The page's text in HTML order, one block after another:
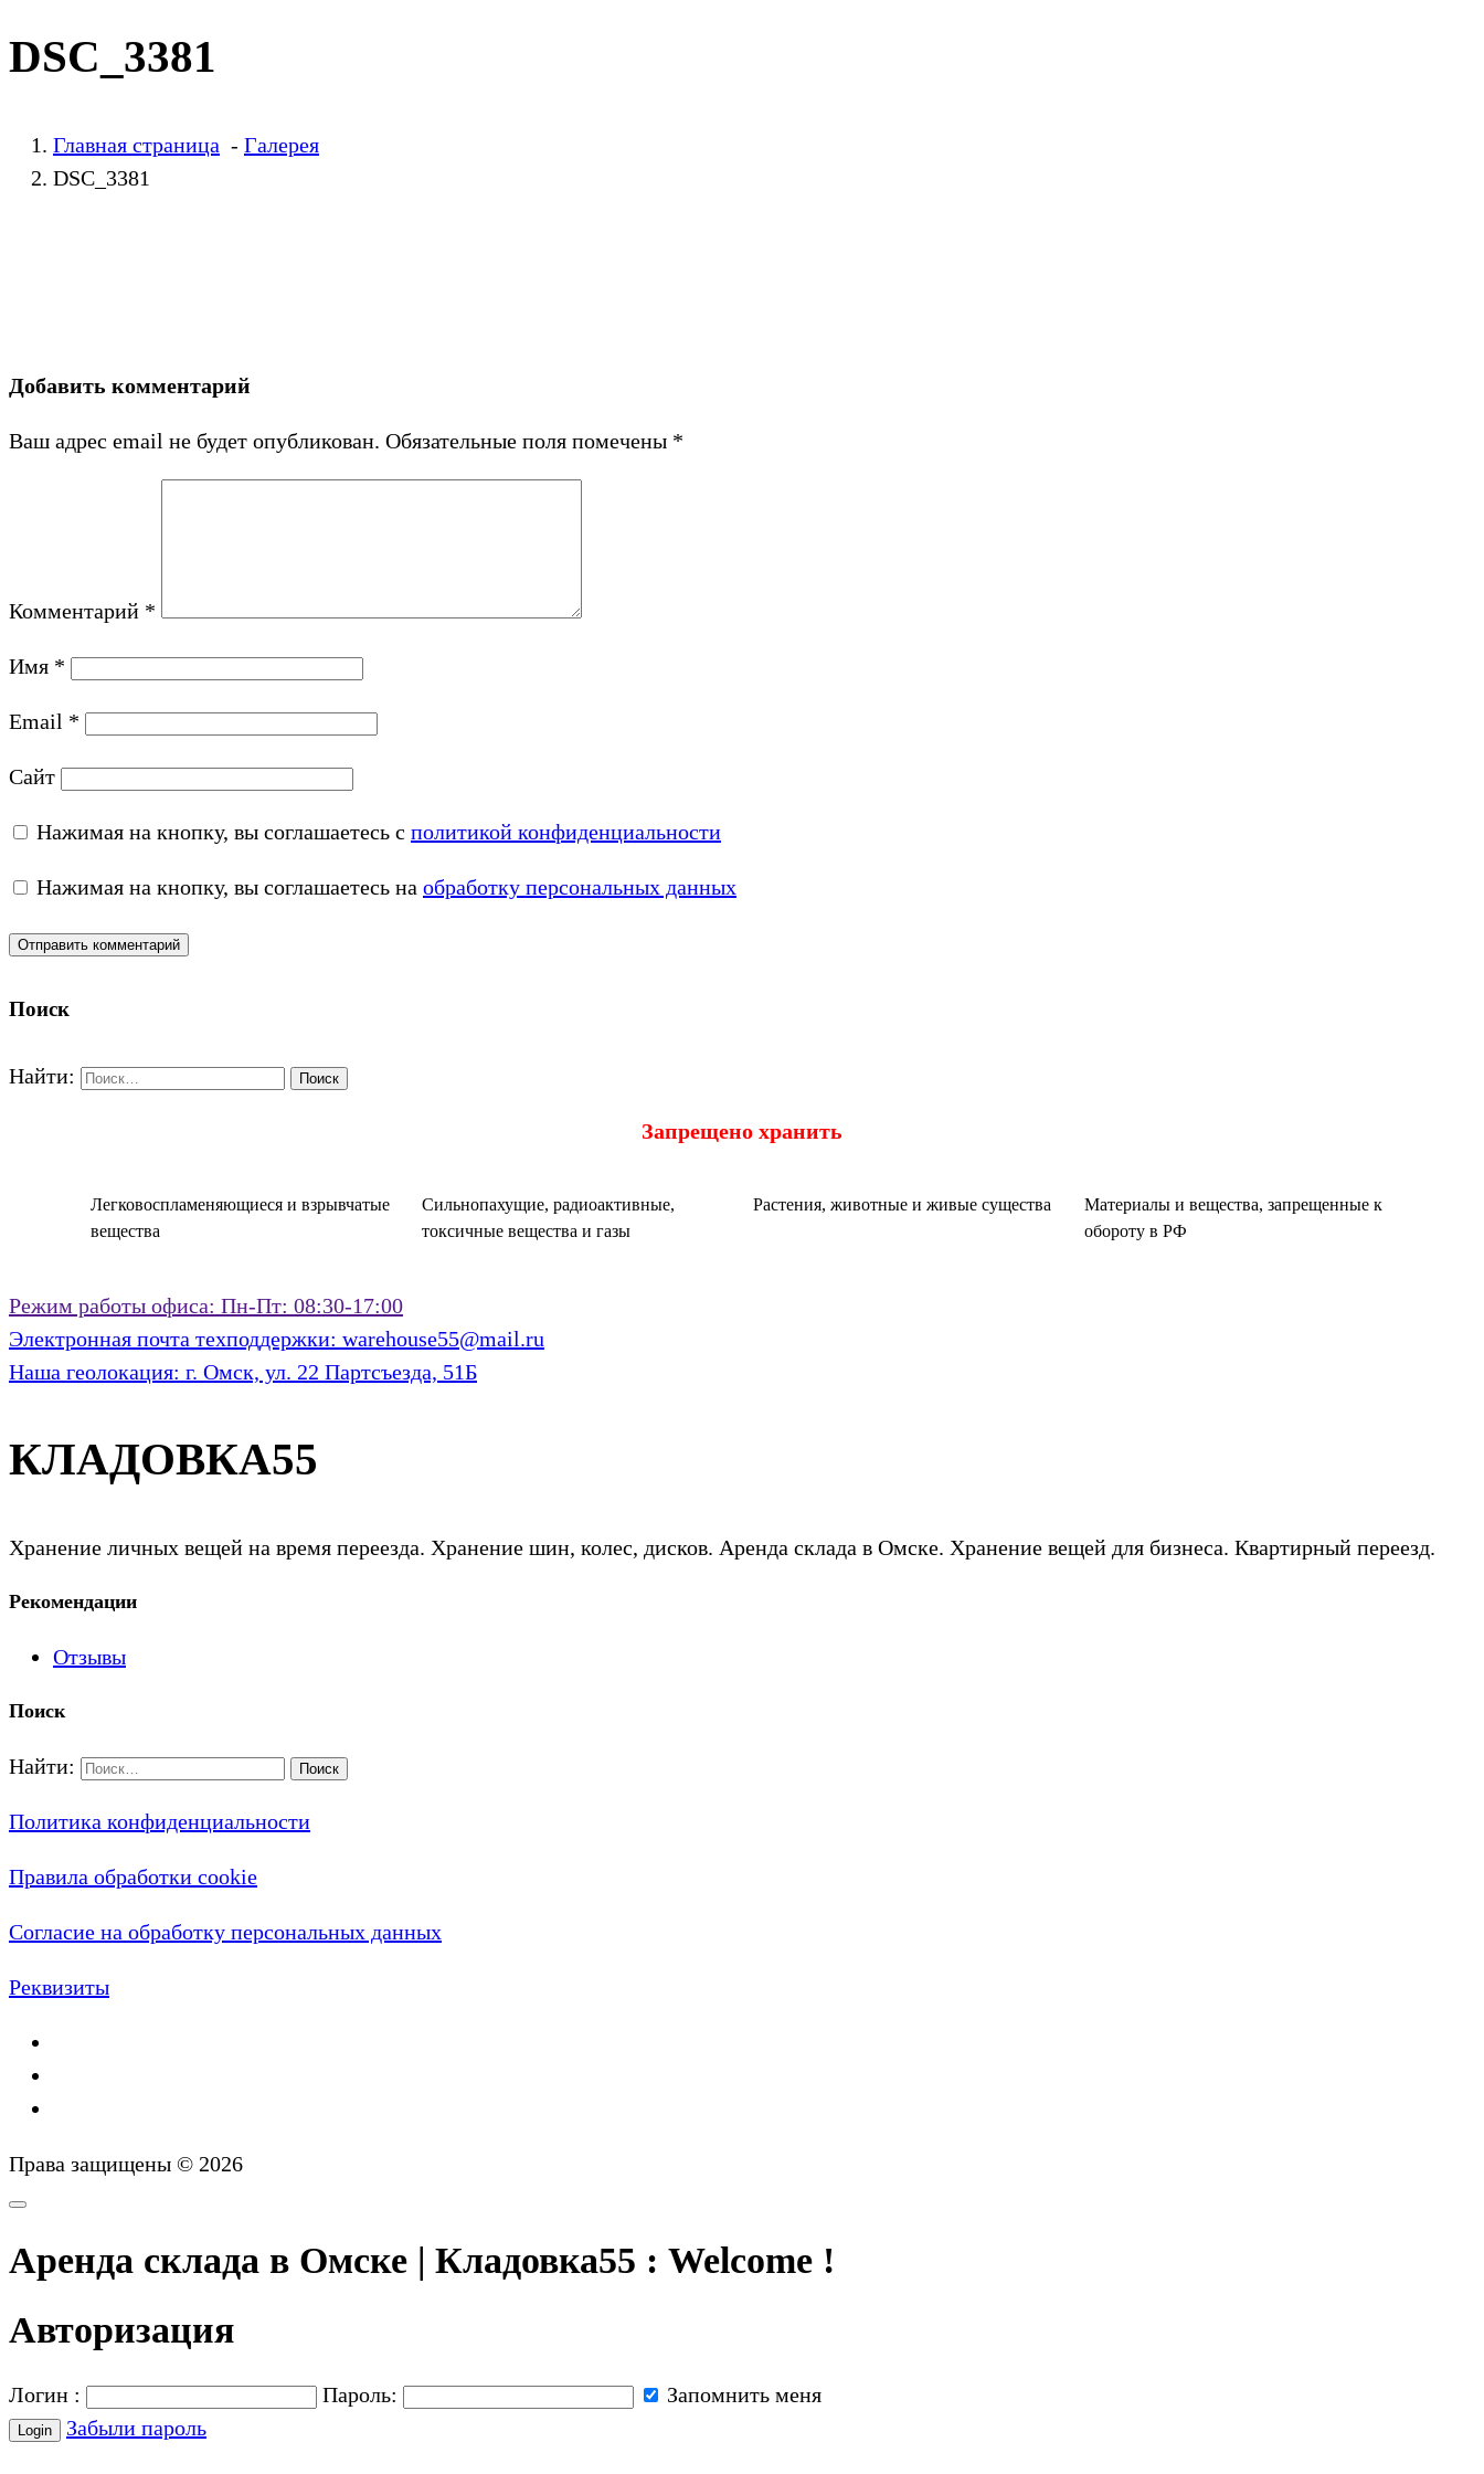
DSC_3381
Главная страница - Галерея
DSC_3381
Добавить комментарий
Ваш адрес email не будет опубликован. Обязательные поля помечены *
Комментарий *
Имя *
Email *
Сайт
Нажимая на кнопку, вы соглашаетесь с политикой конфиденциальности
Нажимая на кнопку, вы соглашаетесь на обработку персональных данных
Поиск
Найти:
Запрещено хранить
Легковоспламеняющиеся и взрывчатые
вещества
Сильнопахущие, радиоактивные,
токсичные вещества и газы
Растения, животные и живые существа
Материалы и вещества, запрещенные к
обороту в РФ
Режим работы офиса: Пн-Пт: 08:30-17:00
Электронная почта техподдержки: warehouse55@mail.ru
Наша геолокация: г. Омск, ул. 22 Партсъезда, 51Б
КЛАДОВКА55
Хранение личных вещей на время переезда. Хранение шин, колес, дисков. Аренда склада в Омске. Хранение вещей для бизнеса. Квартирный переезд.
Рекомендации
Отзывы
Поиск
Найти:
Политика конфиденциальности
Правила обработки cookie
Согласие на обработку персональных данных
Реквизиты
Права защищены © 2026
Аренда склада в Омске | Кладовка55 : Welcome !
Авторизация
Логин : Пароль:
Запомнить меня
Забыли пароль